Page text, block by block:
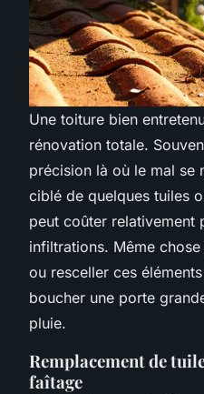
Une toiture bien
rénovation totale.
précision là où le mal se
ciblé de quelques tuiles
peut coûter relativement
infiltrations. Même
ou resceller ces
boucher une porte
pluie.
Remplacement de
faîtage